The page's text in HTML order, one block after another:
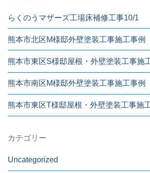
らくのうマザーズ工場床補修工事10/1
熊本市北区M様邸外壁塗装工事施工事例
熊本市東区S様邸屋根・外壁塗装工事施
熊本市南区M様邸外壁塗装工事施工事例
熊本市東区T様邸屋根・外壁塗装工事施
カテゴリー
Uncategorized